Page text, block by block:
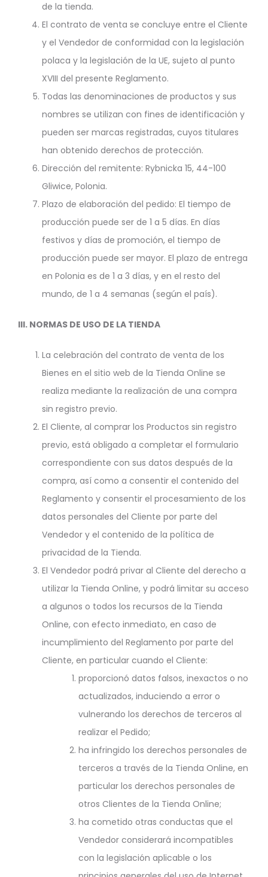
de la tienda.
El contrato de venta se concluye entre el Cliente
y el Vendedor de conformidad con la legislación
polaca y la legislación de la UE, sujeto al punto
XVIII del presente Reglamento.
Todas las denominaciones de productos y sus
nombres se utilizan con fines de identificación y
pueden ser marcas registradas, cuyos titulares
han obtenido derechos de protección.
Dirección del remitente: Rybnicka 15, 44-100
Gliwice, Polonia.
Plazo de elaboración del pedido: El tiempo de
producción puede ser de 1 a 5 días. En días
festivos y días de promoción, el tiempo de
producción puede ser mayor. El plazo de entrega
en Polonia es de 1 a 3 días, y en el resto del
mundo, de 1 a 4 semanas (según el país).
III. NORMAS DE USO DE LA TIENDA
La celebración del contrato de venta de los
Bienes en el sitio web de la Tienda Online se
realiza mediante la realización de una compra
sin registro previo.
El Cliente, al comprar los Productos sin registro
previo, está obligado a completar el formulario
correspondiente con sus datos después de la
compra, así como a consentir el contenido del
Reglamento y consentir el procesamiento de los
datos personales del Cliente por parte del
Vendedor y el contenido de la política de
privacidad de la Tienda.
El Vendedor podrá privar al Cliente del derecho a
utilizar la Tienda Online, y podrá limitar su acceso
a algunos o todos los recursos de la Tienda
Online, con efecto inmediato, en caso de
incumplimiento del Reglamento por parte del
Cliente, en particular cuando el Cliente:
proporcionó datos falsos, inexactos o no
actualizados, induciendo a error o
vulnerando los derechos de terceros al
realizar el Pedido;
ha infringido los derechos personales de
terceros a través de la Tienda Online, en
particular los derechos personales de
otros Clientes de la Tienda Online;
ha cometido otras conductas que el
Vendedor considerará incompatibles
con la legislación aplicable o los